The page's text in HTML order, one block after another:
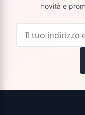
novità e